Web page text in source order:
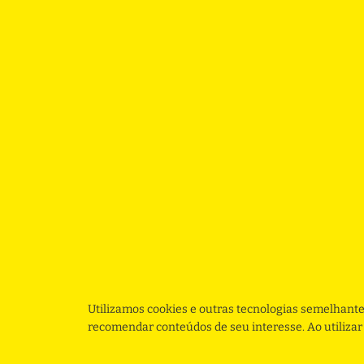
Utilizamos cookies e outras tecnologias
recomendar conteúdos de seu interesse. Ao